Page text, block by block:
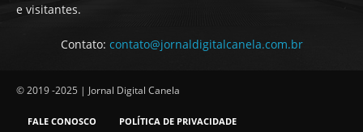
e visitantes.
Contato: contato@jornaldigitalcanela.com.br
© 2019 -2025 | Jornal Digital Canela
FALE CONOSCO POLÍTICA DE PRIVACIDADE